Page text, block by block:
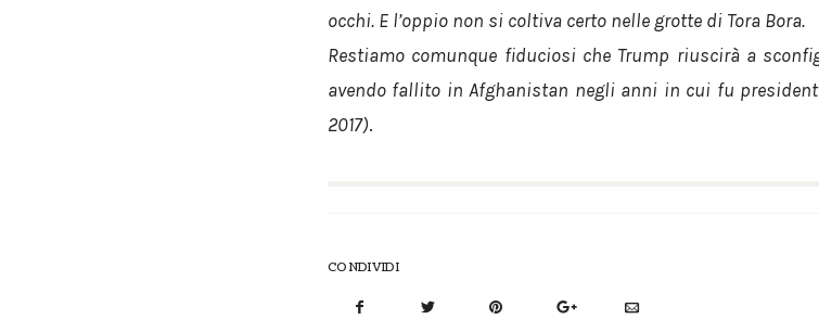
occhi. E l’oppio non si coltiva certo nelle grotte di Tora Bora.
Restiamo comunque fiduciosi che Trump riuscirà a
avendo fallito in Afghanistan negli anni in cui fu
2017).
CONDIVIDI